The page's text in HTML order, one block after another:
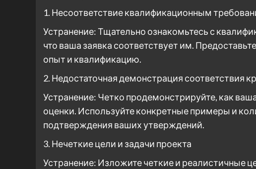
1. Несоответствие квалификационным
Устранение: Тщательно ознакомьтесь с
что ваша заявка соответствует им.
опыт и квалификацию.
2. Недостаточная демонстрация соответствия
Устранение: Четко продемонстрируйте, как
оценки. Используйте конкретные примеры и
подтверждения ваших утверждений.
3. Нечеткие цели и задачи проекта
Устранение: Изложите четкие и реалистичные